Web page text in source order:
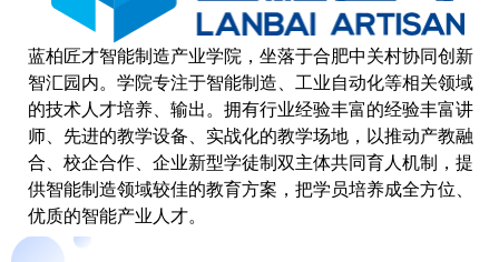
蓝柏匠才智能制造产业学院，坐落于合肥中关村协同创新
智汇园内。学院专注于智能制造、工业自动化等相关领域
的技术人才培养、输出。拥有行业经验丰富的经验丰富讲
师、先进的教学设备、实战化的教学场地，以推动产教融
合、校企合作、企业新型学徒制双主体共同育人机制，提
供智能制造领域较佳的教育方案，把学员培养成全方位、
优质的智能产业人才。